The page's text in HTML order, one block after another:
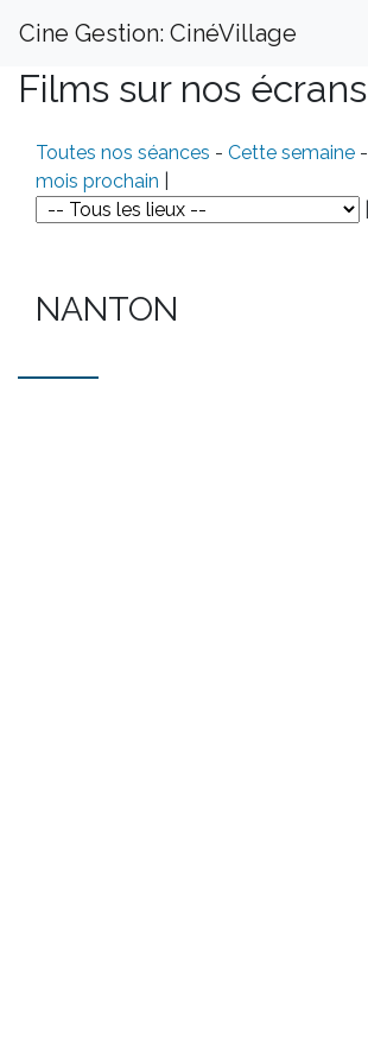
Cine Gestion: CinéVillage
Films sur nos écrans
Toutes nos séances - Cette semaine -
mois prochain
NANTON